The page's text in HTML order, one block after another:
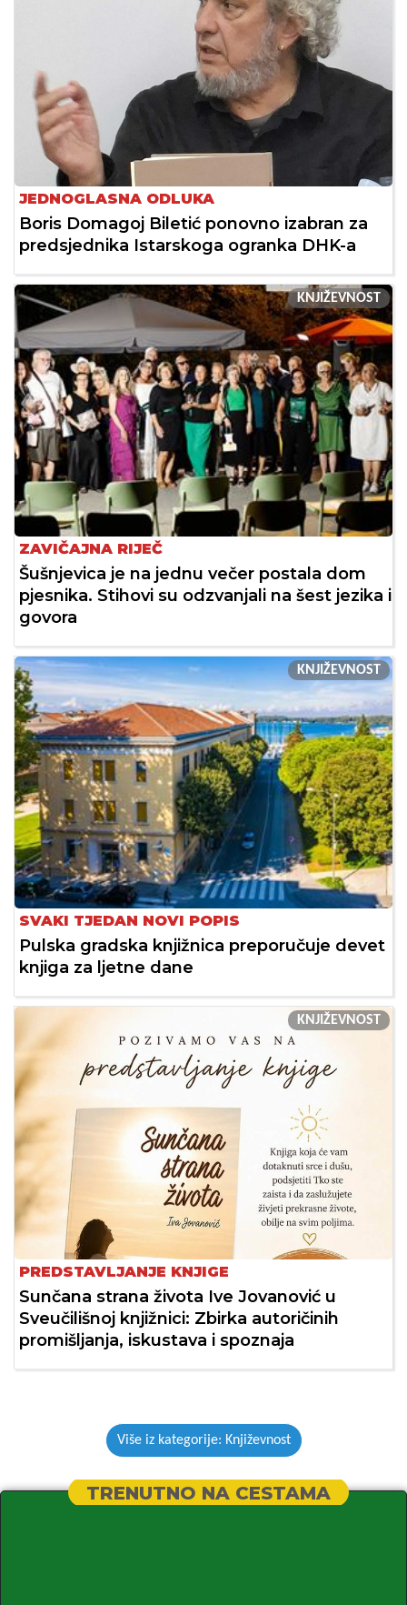
JEDNOGLASNA ODLUKA
Boris Domagoj Biletić ponovno izabran za
predsjednika Istarskoga ogranka DHK-a
KNJIŽEVNOST
ZAVIČAJNA RIJEČ
Šušnjevica je na jednu večer postala dom
pjesnika. Stihovi su odzvanjali na šest jezika i
govora
KNJIŽEVNOST
SVAKI TJEDAN NOVI POPIS
Pulska gradska knjižnica preporučuje devet
knjiga za ljetne dane
KNJIŽEVNOST
PREDSTAVLJANJE KNJIGE
Sunčana strana života Ive Jovanović u
Sveučilišnoj knjižnici: Zbirka autoričinih
promišljanja, iskustava i spoznaja
Više iz kategorije: Književnost
TRENUTNO NA CESTAMA